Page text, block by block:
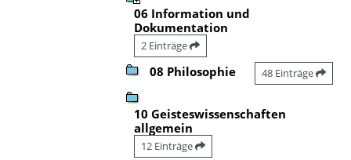
06 Information und
Dokumentation
2 Einträge
08 Philosophie 48 Einträge
10 Geisteswissenschaften
allgemein
12 Einträge